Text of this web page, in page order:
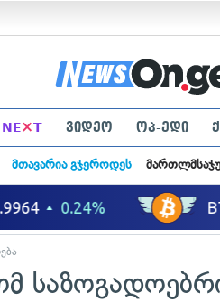
NE×T ვიდეო ოპ-ედი
მთავარია გჯეროდეს